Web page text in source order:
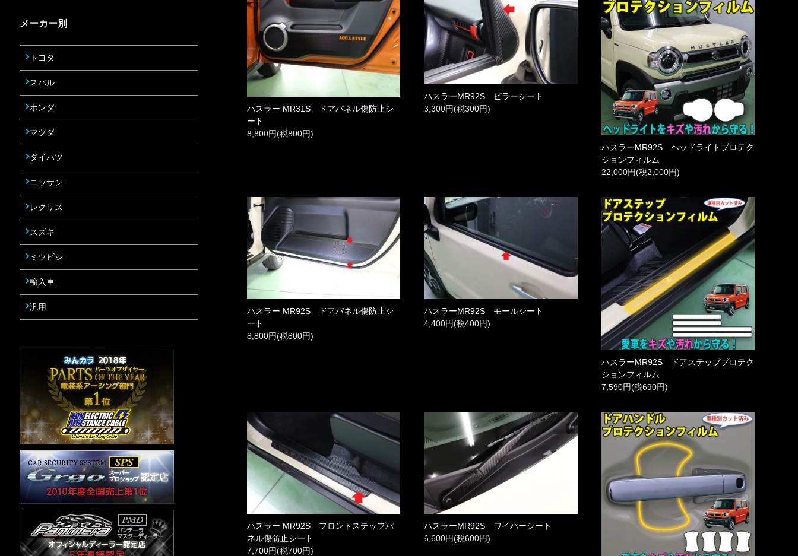
ハスラー MR31S ドアパネル傷防止シ
ート
8,800円(税800円)
ハスラーMR92S ピラーシート
3,300円(税300円)
ハスラーMR92S ヘッドライトプロテク
ションフィルム
22,000円(税2,000円)
ハスラー MR92S ドアパネル傷防止シ
ート
8,800円(税800円)
ハスラーMR92S モールシート
4,400円(税400円)
ハスラーMR92S ドアステッププロテク
ションフィルム
7,590円(税690円)
ハスラー MR92S フロントステップパ
ネル傷防止シート
7,700円(税700円)
ハスラーMR92S ワイパーシート
6,600円(税600円)
メーカー別
トヨタ
スバル
ホンダ
マツダ
ダイハツ
ニッサン
レクサス
スズキ
ミツビシ
輸入車
汎用